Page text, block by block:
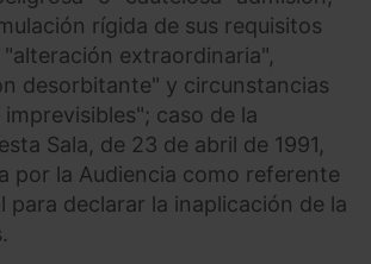
rígida de sus requisitos
extraordinaria",
desorbitante" y circunstancias
caso de la
Sala, de 23 de abril de 1991,
por la Audiencia como referente
para declarar la inaplicación de la